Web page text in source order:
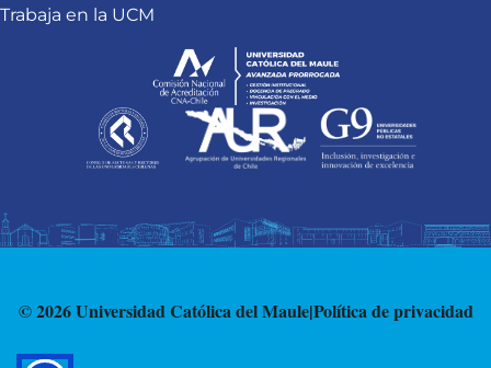
Trabaja en la UCM
© 2026 Universidad Católica del Maule|Política de privacidad